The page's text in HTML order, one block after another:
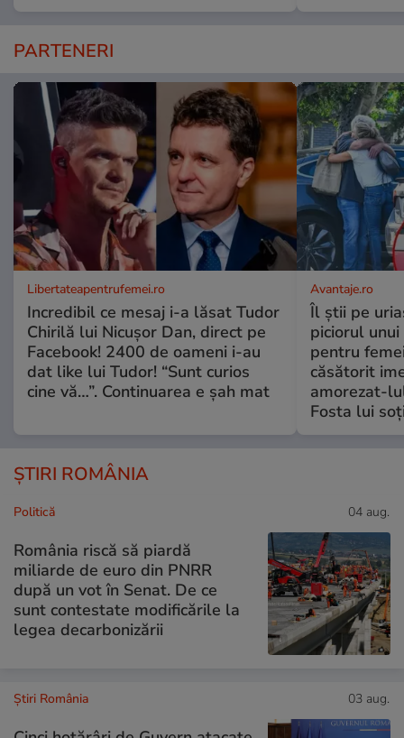
PARTENERI
Libertateapentrufemei.ro
Incredibil ce mesaj i-a lăsat Tudor
Chirilă lui Nicușor Dan, direct pe
Facebook! 2400 de oameni i-au
dat like lui Tudor! “Sunt curios
cine vă…”. Continuarea e șah mat
Avantaje.ro
Îl știi pe
piciorul
pentru
căsătorit
amorezat-
Fosta lui
ȘTIRI ROMÂNIA
Politică 04 aug.
România riscă să piardă
miliarde de euro din PNRR
după un vot în Senat. De ce
sunt contestate modificările la
legea decarbonizării
Știri România 03 aug.